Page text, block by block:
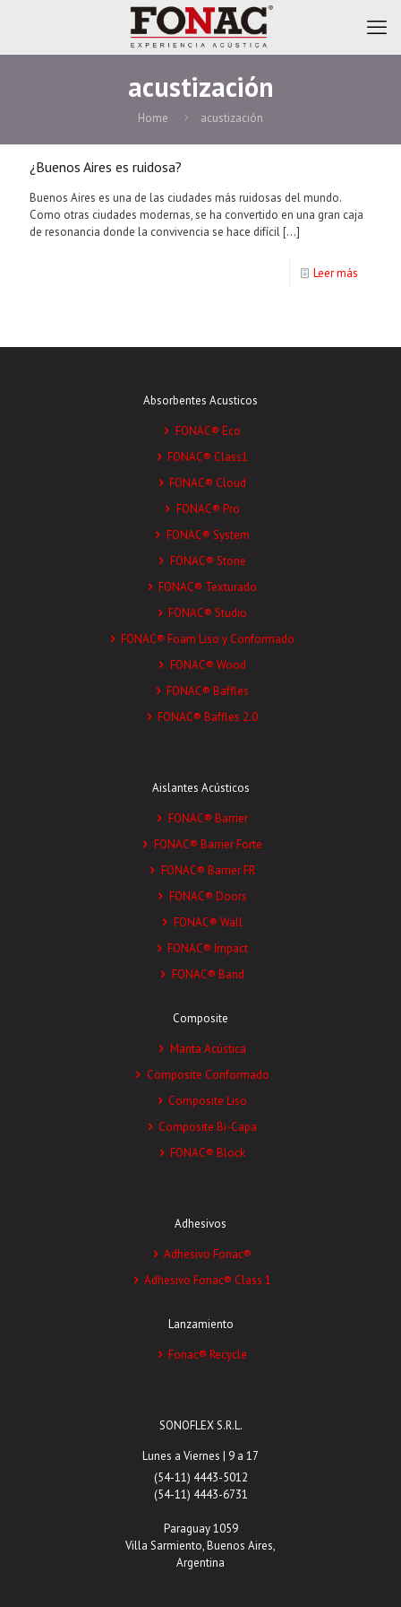
acustización
Home acustización
¿Buenos Aires es ruidosa?
Buenos Aires es una de las ciudades más ruidosas del mundo.
Como otras ciudades modernas, se ha convertido en una gran caja
de resonancia donde la convivencia se hace difícil[…]
Leer más
Absorbentes Acusticos
FONAC® Eco
FONAC® Class1
FONAC® Cloud
FONAC® Pro
FONAC® System
FONAC® Stone
FONAC® Texturado
FONAC® Studio
FONAC® Foam Liso y Conformado
FONAC® Wood
FONAC® Baffles
FONAC® Baffles 2.0
Aislantes Acústicos
FONAC® Barrier
FONAC® Barrier Forte
FONAC® Barrier FR
FONAC® Doors
FONAC® Wall
FONAC® Impact
FONAC® Band
Composite
Manta Acústica
Composite Conformado
Composite Liso
Composite Bi-Capa
FONAC® Block
Adhesivos
Adhesivo Fonac®
Adhesivo Fonac® Class 1
Lanzamiento
Fonac® Recycle
SONOFLEX S.R.L.
Lunes a Viernes | 9 a 17
(54-11) 4443-5012
(54-11) 4443-6731
Paraguay 1059
Villa Sarmiento, Buenos Aires,
Argentina